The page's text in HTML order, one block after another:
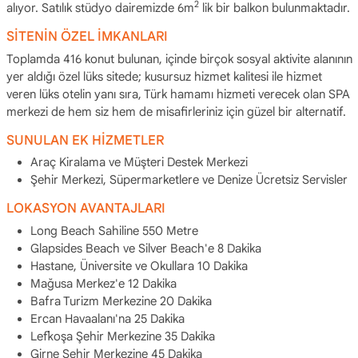
alıyor. Satılık stüdyo dairemizde 6m2lik bir balkon bulunmaktadır.
SİTENİN ÖZEL İMKANLARI
Toplamda 416 konut bulunan, içinde birçok sosyal aktivite alanının
yer aldığı özel lüks sitede; kusursuz hizmet kalitesi ile hizmet
veren lüks otelin yanı sıra, Türk hamamı hizmeti verecek olan SPA
merkezi de hem siz hem de misafirleriniz için güzel bir alternatif.
SUNULAN EK HİZMETLER
Araç Kiralama ve Müşteri Destek Merkezi
Şehir Merkezi, Süpermarketlere ve Denize Ücretsiz Servisler
LOKASYON AVANTAJLARI
Long Beach Sahiline 550 Metre
Glapsides Beach ve Silver Beach'e 8 Dakika
Hastane, Üniversite ve Okullara 10 Dakika
Mağusa Merkez'e 12 Dakika
Bafra Turizm Merkezine 20 Dakika
Ercan Havaalanı'na 25 Dakika
Lefkoşa Şehir Merkezine 35 Dakika
Girne Şehir Merkezine 45 Dakika